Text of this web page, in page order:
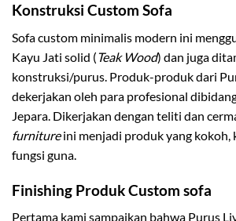
Konstruksi Custom Sofa
Sofa custom minimalis modern ini
Kayu Jati solid (Teak Wood) dan juga
konstruksi/purus. Produk-produk dari
dekerjakan oleh para profesional
Jepara. Dikerjakan dengan teliti dan
furnitureini menjadi produk yang kokoh,
fungsi guna.
Finishing Produk Custom sofa
Pertama kami sampaikan bahwa Purus